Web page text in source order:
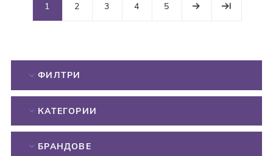
1 2 3 4 5
ФИЛТРИ
КАТЕГОРИИ
БРАНДОВЕ